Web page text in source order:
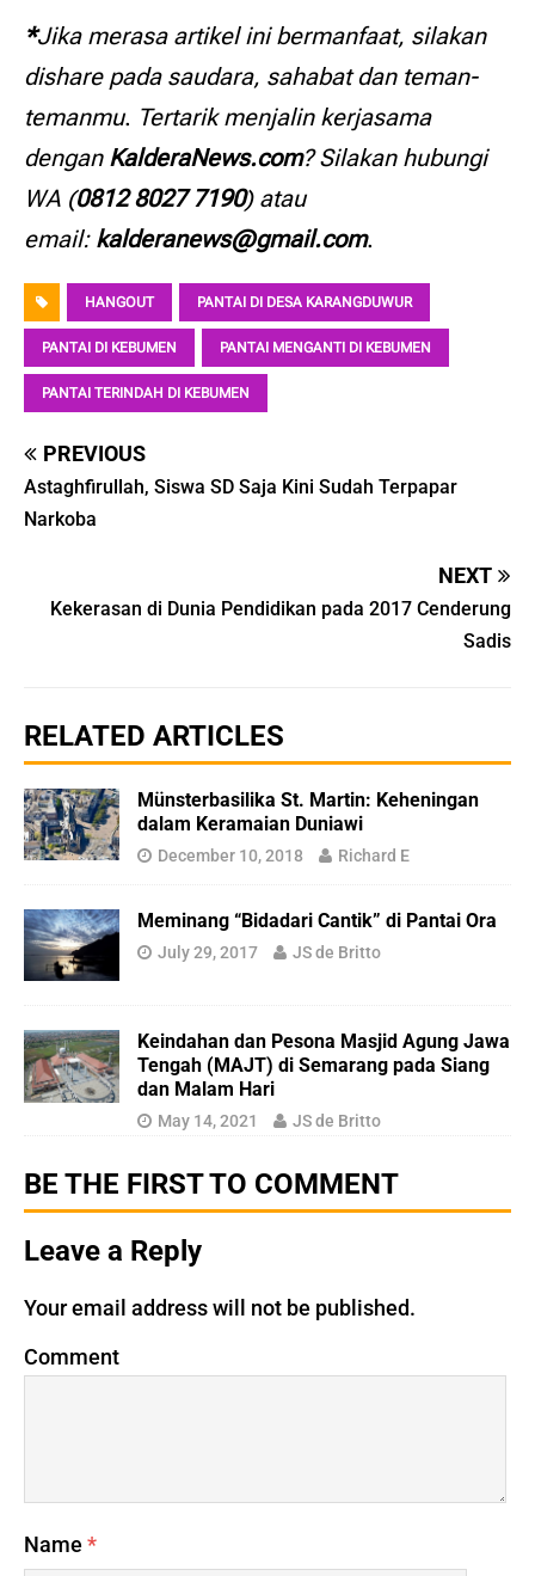
*Jika merasa artikel ini bermanfaat, silakan
dishare pada saudara, sahabat dan teman-
temanmu. Tertarik menjalin kerjasama
dengan KalderaNews.com? Silakan hubungi
WA (0812 8027 7190) atau
email: kalderanews@gmail.com.
HANGOUT PANTAI DI DESA KARANGDUWUR
PANTAI DI KEBUMEN PANTAI MENGANTI DI KEBUMEN
PANTAI TERINDAH DI KEBUMEN
PREVIOUS
Astaghfirullah, Siswa SD Saja Kini Sudah Terpapar
Narkoba
NEXT
Kekerasan di Dunia Pendidikan pada 2017 Cenderung
Sadis
RELATED ARTICLES
Münsterbasilika St. Martin: Keheningan
dalam Keramaian Duniawi
December 10, 2018 Richard E
Meminang “Bidadari Cantik” di Pantai Ora
July 29, 2017 JS de Britto
Keindahan dan Pesona Masjid Agung Jawa
Tengah (MAJT) di Semarang pada Siang
dan Malam Hari
May 14, 2021 JS de Britto
BE THE FIRST TO COMMENT
Leave a Reply
Your email address will not be published.
Comment
Name *